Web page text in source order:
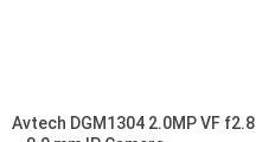
Avtech DGM1304 2.0MP VF f2.8